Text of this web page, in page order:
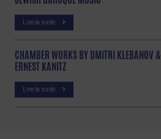
Lire la suite
CHAMBER WORKS BY DMITRI KLEBANOV &
ERNEST KANITZ
Lire la suite